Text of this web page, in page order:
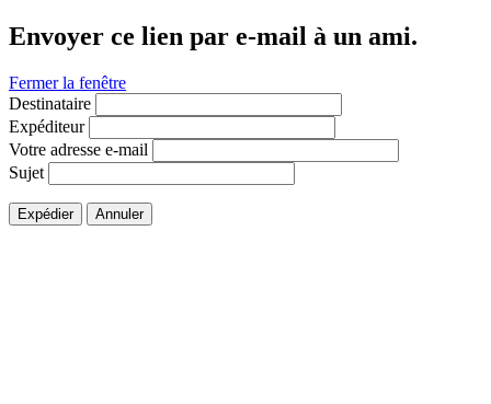
Envoyer ce lien par e-mail à un ami.
Fermer la fenêtre
Destinataire
Expéditeur
Votre adresse e-mail
Sujet
Expédier Annuler